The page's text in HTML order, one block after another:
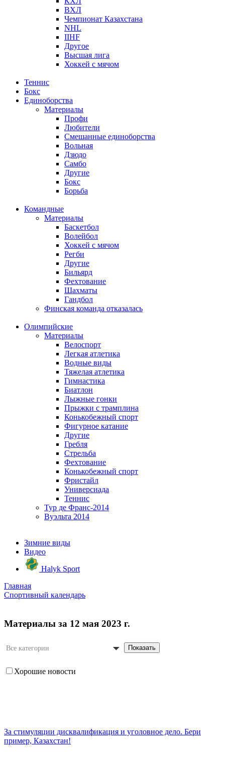
ВХЛ
Чемпионат Казахстана
NHL
IIHF
Другое
Высшая лига
Хоккей с мячом
Теннис
Бокс
Единоборства
Материалы
Профи
Любители
Смешанные единоборства
Вольная
Дзюдо
Самбо
Другие
Бокс
Борьба
Командные
Материалы
Баскетбол
Волейбол
Хоккей с мячом
Регби
Другие
Бильярд
Фехтование
Шахматы
Гандбол
Финская команда отказалась
Олимпийские
Материалы
Велоспорт
Легкая атлетика
Водные виды
Тяжелая атлетика
Гимнастика
Биатлон
Лыжные гонки
Прыжки с трамплина
Конькобежный спорт
Фигурное катание
Другие
Гребля
Стрельба
Фехтование
Конькобежный спорт
Фристайл
Универсиада
Теннис
Тур де Франс-2014
Вуэльта 2014
Зимние виды
Видео
Halyk Sport
Главная
Спортивный календарь
Материалы за 12 мая 2023 г.
Все категории Показать
Хорошие новости
За стимуляции дисквалификация и уголовное дело. Бери
пример, Казахстан!